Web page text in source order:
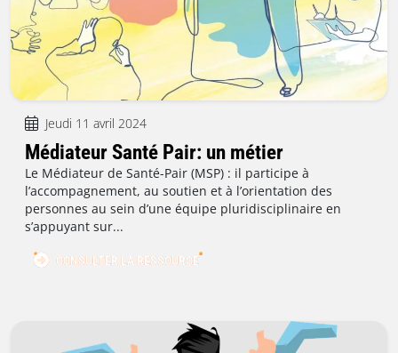
Jeudi 11 avril 2024
Médiateur Santé Pair: un métier
Le Médiateur de Santé-Pair (MSP) : il participe à
l’accompagnement, au soutien et à l’orientation des
personnes au sein d’une équipe pluridisciplinaire en
s’appuyant sur...
CONSULTER LA RESSOURCE